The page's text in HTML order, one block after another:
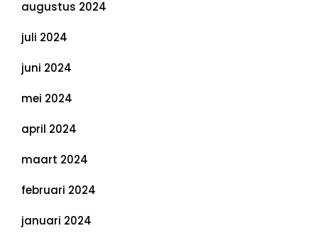
augustus 2024
juli 2024
juni 2024
mei 2024
april 2024
maart 2024
februari 2024
januari 2024